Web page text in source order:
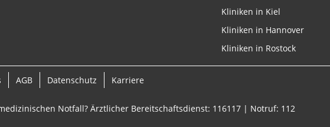
Kliniken in Kiel
Kliniken in Hannover
Kliniken in Rostock
AGB Datenschutz Karriere
Notfall? Ärztlicher Bereitschaftsdienst: 116117 | Notruf: 112